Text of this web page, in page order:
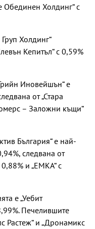
Обединен Холдинг“ с
Холдинг“
Кепитъл“ с 0,59%
Иновейшън“ е
от „Стара
– Заложни къщи“
България“ е най-
следвана от
0,88% и „ЕМКА“ с
е „Уебит
Печелившите
Растеж“ и „Дронамикс